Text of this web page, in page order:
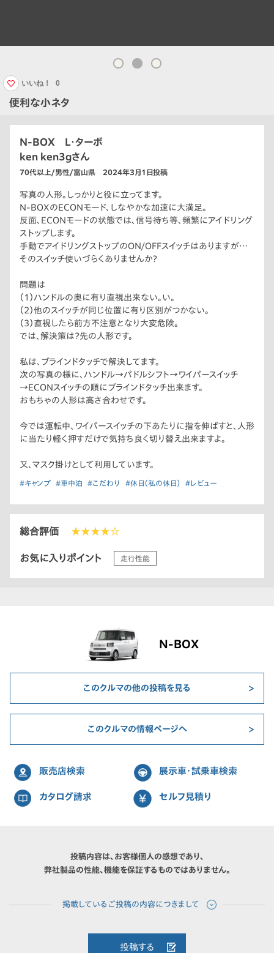
便利な小ネタ
いいね！ 0
N-BOX L・ターボ
ken ken3gさん
70代以上/男性/富山県 2024年3月1日投稿
写真の人形。しっかりと役に立ってます。
N-BOXのECONモード、しなやかな加速に大満足。
反面、ECONモードの状態では、信号待ち等、頻繁にアイドリング
ストップします。
手動でアイドリングストップのON/OFFスイッチはありますが…
そのスイッチ使いづらくありませんか？
問題は
（1）ハンドルの奥に有り直視出来ない。い。
（2）他のスイッチが同じ位置に有り区別がつかない。
（3）直視したら前方不注意となり大変危険。
では、解決策は？先の人形です。
私は、ブラインドタッチで解決してます。
次の写真の様に、ハンドル→パドルシフト→ワイパースイッチ
→ECONスイッチの順にブラインドタッチ出来ます。
おもちゃの人形は高さ合わせです。
今では運転中、ワイパースイッチの下あたりに指を伸ばすと、人形
に当たり軽く押すだけで気持ち良く切り替え出来ますよ。
又、マスク掛けとして利用しています。
#キャンプ #車中泊 #こだわり #休日（私の休日） #レビュー
総合評価 ★★★★☆
お気に入りポイント 走行性能
N-BOX
このクルマの他の投稿を見る
このクルマの情報ページへ
販売店検索 展示車・試乗車検索
カタログ請求 セルフ見積り
投稿内容は、お客様個人の感想であり、
弊社製品の性能、機能を保証するものではありません。
投稿する